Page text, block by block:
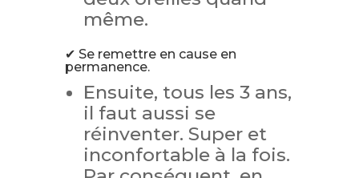
même.
✔ Se remettre en cause en
permanence.
Ensuite, tous les 3 ans,
il faut aussi se
réinventer. Super et
inconfortable à la fois.